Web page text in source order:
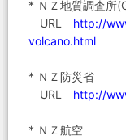
* ＮＺ地質調査所
URL http://
volcano.html
* ＮＺ防災省
URL http://
* ＮＺ航空